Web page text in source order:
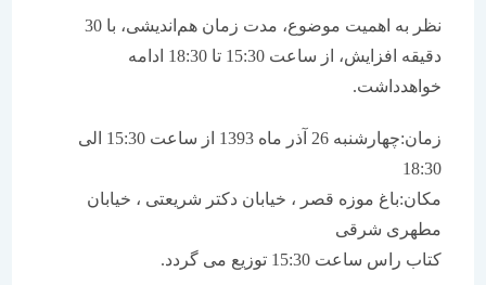
نظر به اهمیت موضوع، مدت زمان هم‌اندیشی، با 30
دقیقه افزایش، از ساعت 15:30 تا 18:30 ادامه
خواهدداشت.
زمان:چهارشنبه 26 آذر ماه 1393 از ساعت 15:30 الی
مکان:باغ موزه قصر ،‌ خیابان دکتر شریعتی ، خیابان
مطهری شرقی
کتاب راس ساعت 15:30 توزیع می گردد.